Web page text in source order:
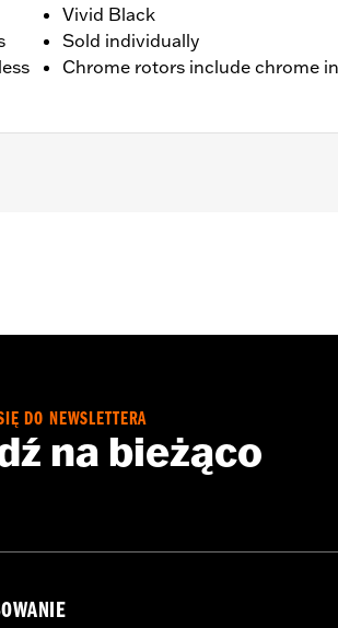
Vivid Black
Sold individually
Chrome rotors include chrome
for full details
DO NEWSLETTERA
na bieżąco